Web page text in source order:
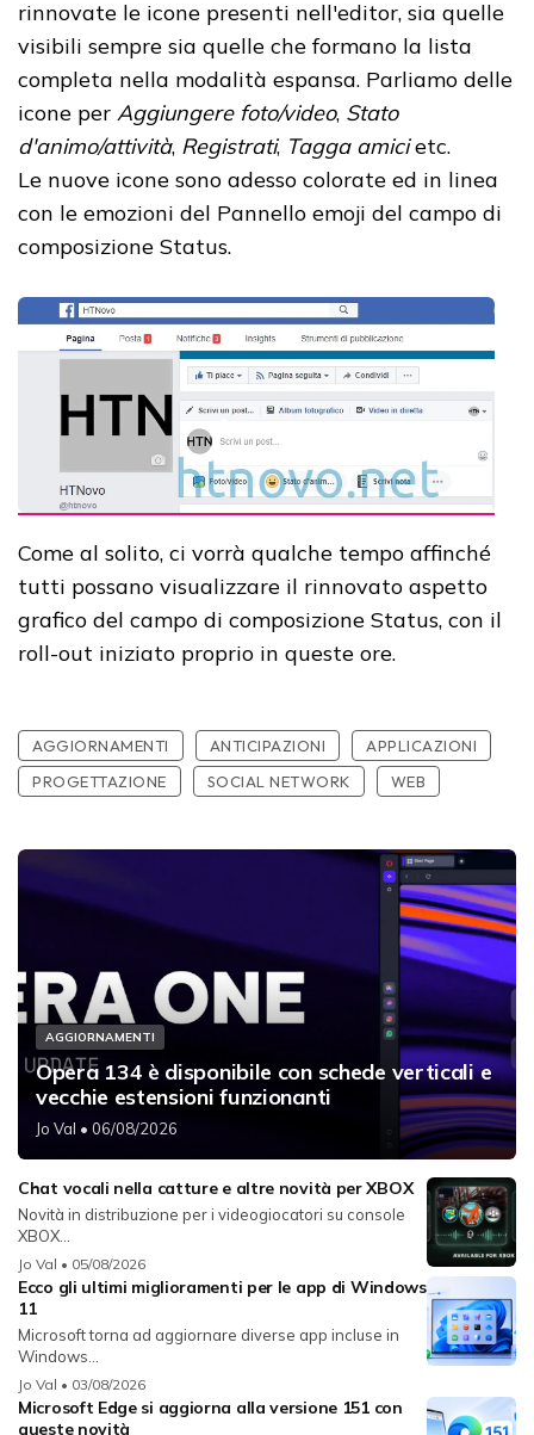
rinnovate le icone presenti nell'editor, sia quelle
visibili sempre sia quelle che formano la lista
completa nella modalità espansa. Parliamo delle
icone per Aggiungere foto/video, Stato
d'animo/attività, Registrati, Tagga amicietc.
Le nuove icone sono adesso colorate ed in linea
con le emozioni del Pannello emoji del campo di
composizione Status.
Come al solito, ci vorrà qualche tempo affinché
tutti possano visualizzare il rinnovato aspetto
grafico del campo di composizione Status, con il
roll-out iniziato proprio in queste ore.
AGGIORNAMENTI ANTICIPAZIONI
APPLICAZIONI
PROGETTAZIONE
SOCIAL NETWORK WEB
AGGIORNAMENTI
Opera 134 è disponibile con schede verticali e
vecchie estensioni funzionanti
Jo Val • 06/08/2026
Chat vocali nella catture e altre novità per XBOX
Novità in distribuzione per i videogiocatori su console
XBOX...
Jo Val • 05/08/2026
Ecco gli ultimi miglioramenti per le app di Windows
11
Microsoft torna ad aggiornare diverse app incluse in
Windows...
Jo Val • 03/08/2026
Microsoft Edge si aggiorna alla versione 151 con
queste novità